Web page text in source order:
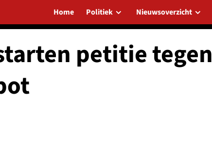
Home Politiek Nieuwsoverzicht
petitie tegen